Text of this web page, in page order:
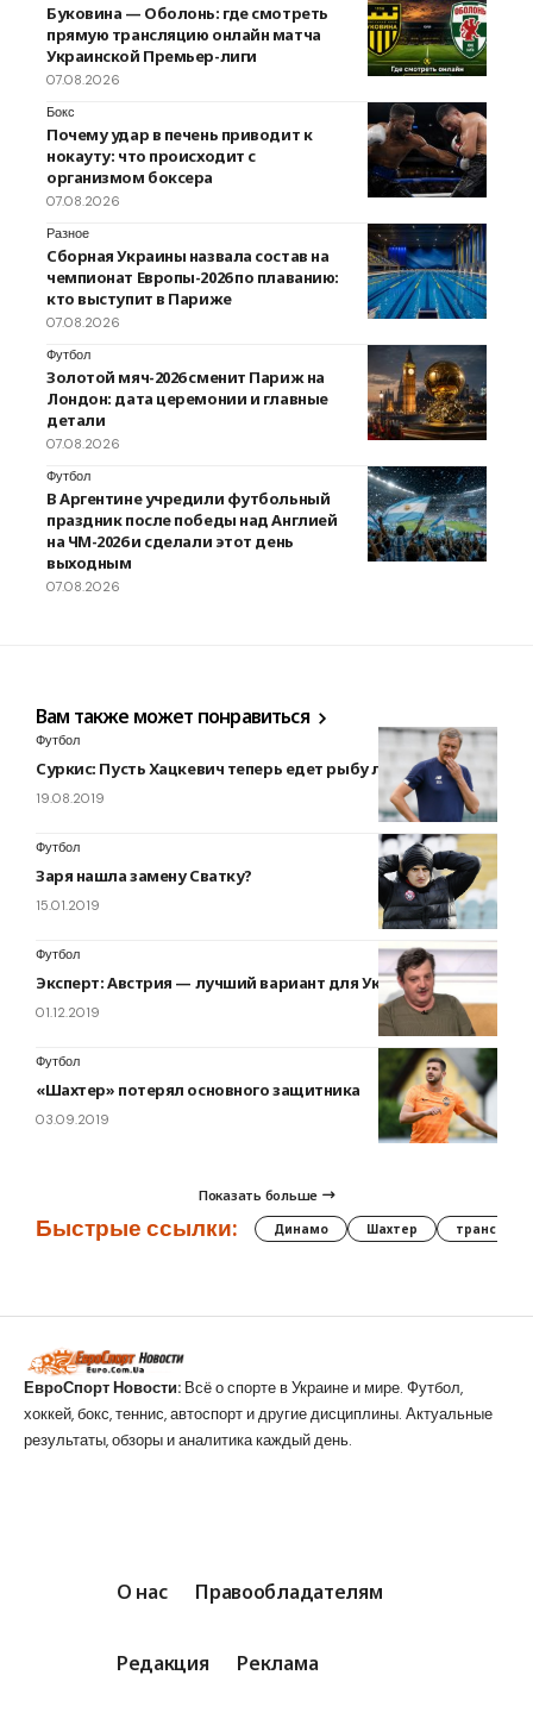
Буковина — Оболонь: где смотреть
прямую трансляцию онлайн матча
Украинской Премьер-лиги
07.08.2026
Бокс
Почему удар в печень приводит к
нокауту: что происходит с
организмом боксера
07.08.2026
Разное
Сборная Украины назвала состав на
чемпионат Европы-2026 по плаванию:
кто выступит в Париже
07.08.2026
Футбол
Золотой мяч-2026 сменит Париж на
Лондон: дата церемонии и главные
детали
07.08.2026
Футбол
В Аргентине учредили футбольный
праздник после победы над Англией
на ЧМ-2026 и сделали этот день
выходным
07.08.2026
Вам также может понравиться
Футбол
Суркис: Пусть Хацкевич теперь едет рыбу ловить
19.08.2019
Футбол
Заря нашла замену Сватку?
15.01.2019
Футбол
Эксперт: Австрия — лучший вариант для Украины на Евро
01.12.2019
Футбол
«Шахтер» потерял основного защитника
03.09.2019
Показать больше
Быстрые ссылки: Динамо Шахтер трансферы
ЕвроСпорт Новости: Всё о спорте в Украине и мире. Футбол,
хоккей, бокс, теннис, автоспорт и другие дисциплины. Актуальные
результаты, обзоры и аналитика каждый день.
О нас Правообладателям
Редакция Реклама